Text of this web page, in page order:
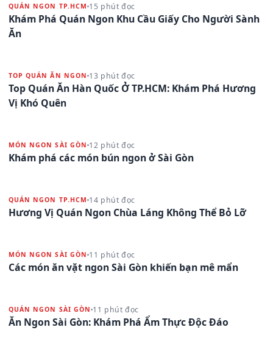
QUÁN NGON TP.HCM 15 phút đọc
Khám Phá Quán Ngon Khu Cầu Giấy Cho Người Sành
Ăn
TOP QUÁN ĂN NGON 13 phút đọc
Top Quán Ăn Hàn Quốc Ở TP.HCM: Khám Phá Hương
Vị Khó Quên
MÓN NGON SÀI GÒN 12 phút đọc
Khám phá các món bún ngon ở Sài Gòn
QUÁN NGON TP.HCM 14 phút đọc
Hương Vị Quán Ngon Chùa Láng Không Thể Bỏ Lỡ
MÓN NGON SÀI GÒN 11 phút đọc
Các món ăn vặt ngon Sài Gòn khiến bạn mê mẩn
QUÁN NGON SÀI GÒN 11 phút đọc
Ăn Ngon Sài Gòn: Khám Phá Ẩm Thực Độc Đáo